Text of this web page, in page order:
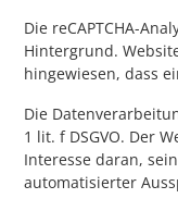
Die reCAPTCHA-
Hintergrund.
hingewiesen, dass
Die
1 lit. f DSGVO. Der
Interesse daran,
automatisierter